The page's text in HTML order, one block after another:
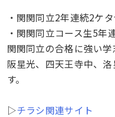
・関関同立2年連続2ケタ
・関関同立コース生5年
関関同立の合格に強い
阪星光、四天王寺中、
す。
▷チラシ関連サイト